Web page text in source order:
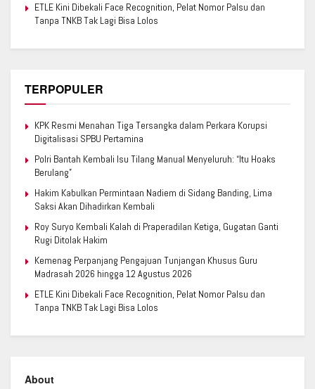
ETLE Kini Dibekali Face Recognition, Pelat Nomor Palsu dan
Tanpa TNKB Tak Lagi Bisa Lolos
TERPOPULER
KPK Resmi Menahan Tiga Tersangka dalam Perkara Korupsi
Digitalisasi SPBU Pertamina
Polri Bantah Kembali Isu Tilang Manual Menyeluruh: “Itu Hoaks
Berulang”
Hakim Kabulkan Permintaan Nadiem di Sidang Banding, Lima
Saksi Akan Dihadirkan Kembali
Roy Suryo Kembali Kalah di Praperadilan Ketiga, Gugatan Ganti
Rugi Ditolak Hakim
Kemenag Perpanjang Pengajuan Tunjangan Khusus Guru
Madrasah 2026 hingga 12 Agustus 2026
ETLE Kini Dibekali Face Recognition, Pelat Nomor Palsu dan
Tanpa TNKB Tak Lagi Bisa Lolos
About